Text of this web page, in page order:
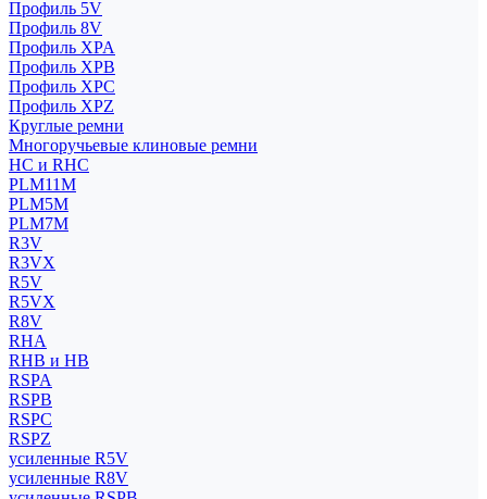
Профиль 5V
Профиль 8V
Профиль XPA
Профиль XPB
Профиль XPC
Профиль XPZ
Круглые ремни
Многоручьевые клиновые ремни
HC и RHC
PLM11M
PLM5M
PLM7M
R3V
R3VX
R5V
R5VX
R8V
RHA
RHB и HB
RSPA
RSPB
RSPC
RSPZ
усиленные R5V
усиленные R8V